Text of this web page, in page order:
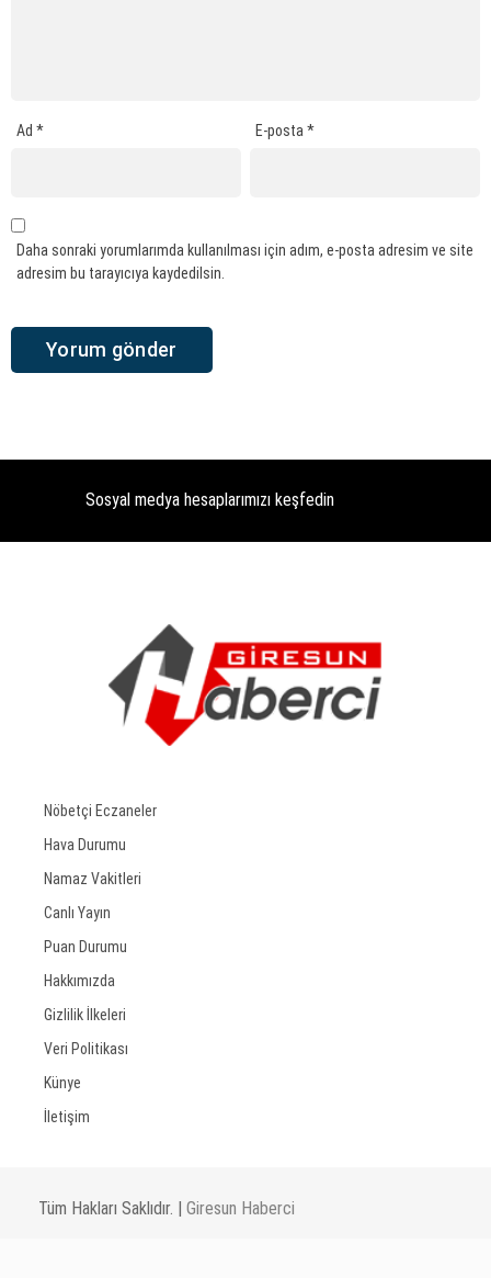
Ad * E-posta*
Daha sonraki yorumlarımda kullanılması için adım, e-posta adresim ve site
adresim bu tarayıcıya kaydedilsin.
Sosyal medya hesaplarımızı keşfedin
Nöbetçi Eczaneler
Hava Durumu
Namaz Vakitleri
Canlı Yayın
Puan Durumu
Hakkımızda
Gizlilik İlkeleri
Veri Politikası
Künye
İletişim
Tüm Hakları Saklıdır. | Giresun Haberci